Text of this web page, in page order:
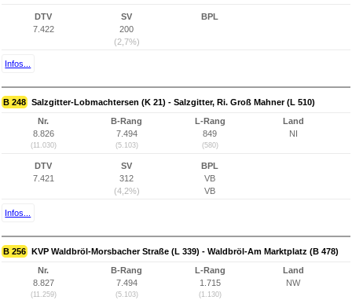
DTV
7.422
SV
200
(2,7%)
BPL
Infos...
B 248 Salzgitter-Lobmachtersen (K 21) - Salzgitter, Ri. Groß Mahner (L 510)
Nr.
8.826
(11.030)
B-Rang
7.494
(5.103)
L-Rang
849
(580)
Land
NI
DTV
7.421
SV
312
(4,2%)
BPL
VB
VB
Infos...
B 256 KVP Waldbröl-Morsbacher Straße (L 339) - Waldbröl-Am Marktplatz (B 478)
Nr.
8.827
(11.259)
B-Rang
7.494
(5.103)
L-Rang
1.715
(1.130)
Land
NW